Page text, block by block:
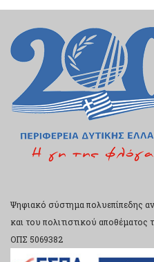
Ψηφιακό σύστημα πολυεπίπεδης
και του πολιτιστικού αποθέματος
ΟΠΣ 5069382